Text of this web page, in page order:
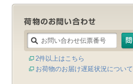
2件以上はこちら
お荷物のお届け遅延状況について